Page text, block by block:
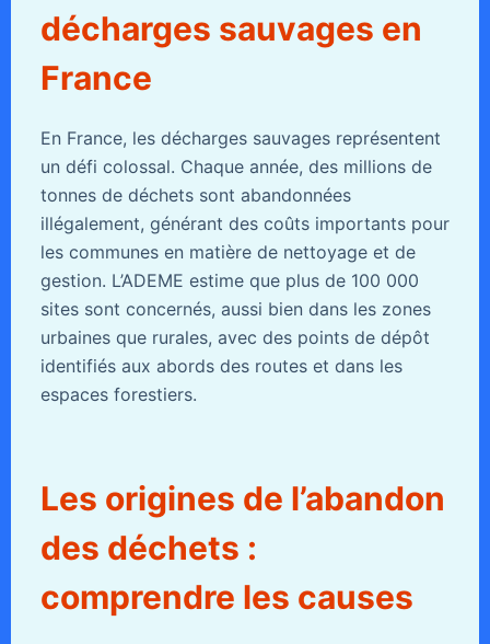
décharges sauvages en
France
En France, les décharges sauvages représentent
un défi colossal. Chaque année, des millions de
tonnes de déchets sont abandonnées
illégalement, générant des coûts importants pour
les communes en matière de nettoyage et de
gestion. L’ADEME estime que plus de 100 000
sites sont concernés, aussi bien dans les zones
urbaines que rurales, avec des points de dépôt
identifiés aux abords des routes et dans les
espaces forestiers.
Les origines de l’abandon
des déchets :
comprendre les causes